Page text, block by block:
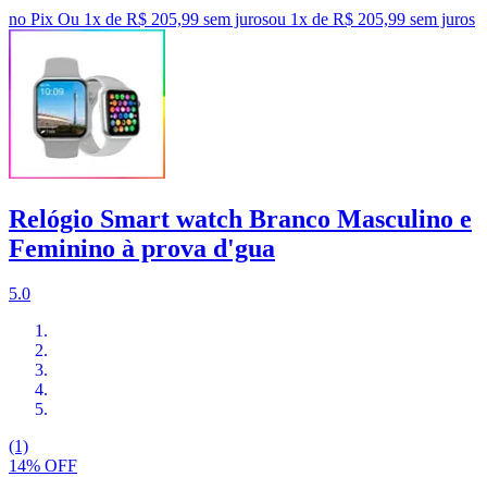
no Pix Ou 1x de R$ 205,99 sem jurosou 1x de R$ 205,99 sem juros
Relógio Smart watch Branco Masculino e
Feminino à prova d'gua
5.0
(1)
14% OFF